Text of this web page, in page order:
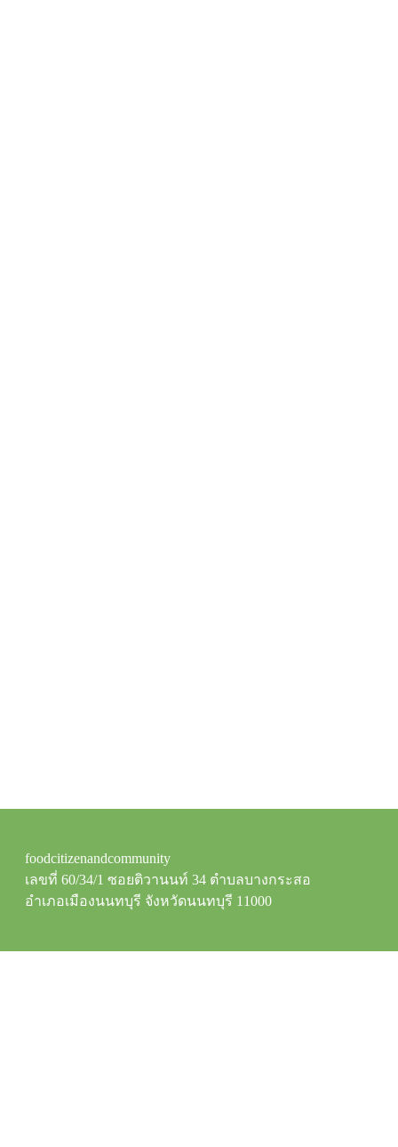
foodcitizenandcommunity
เลขที่ 60/34/1 ซอยติวานนท์ 34 ตำบลบางกระสอ
อำเภอเมืองนนทบุรี จังหวัดนนทบุรี 11000